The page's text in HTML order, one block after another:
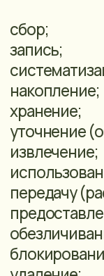
использования
информации
принадлежность
конкретному
данных.
Информационная
персональных
содержащихся в
персональных
обеспечивающих
информационных
технически
Трансграничная
данных - передача
на территорию
государства
иностранного
иностранному